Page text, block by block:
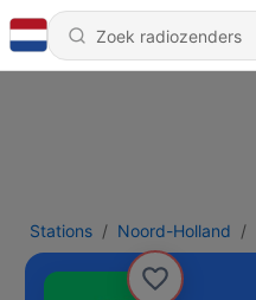
Stations Noord-Holland